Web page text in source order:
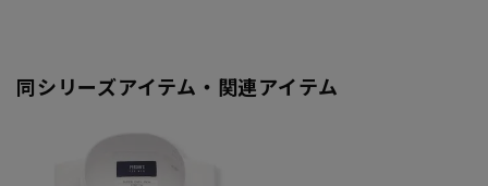
同シリーズアイテム・関連アイテム